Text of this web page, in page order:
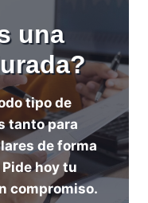
una
tipo de
tanto para
de forma
hoy tu
compromiso.